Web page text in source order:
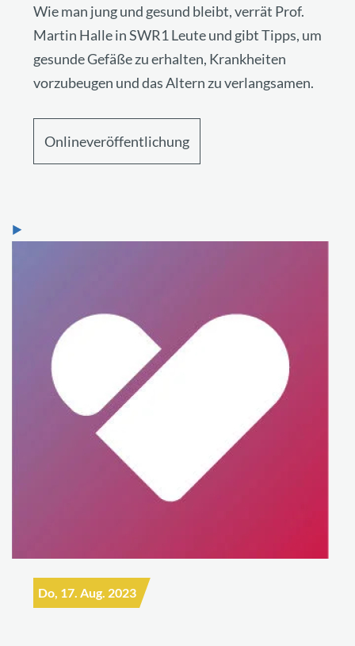
Wie man jung und gesund bleibt, verrät Prof.
Martin Halle in SWR1 Leute und gibt Tipps, um
gesunde Gefäße zu erhalten, Krankheiten
vorzubeugen und das Altern zu verlangsamen.
Onlineveröffentlichung
Do, 17. Aug. 2023